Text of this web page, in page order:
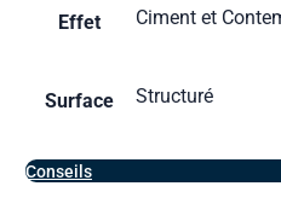
Effet Ciment et
Surface Structuré
Conseils